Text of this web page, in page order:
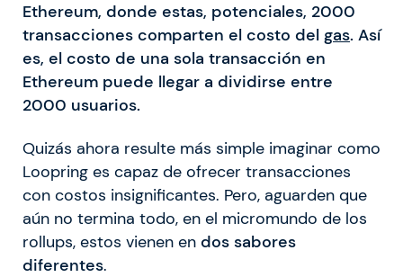
Ethereum, donde estas, potenciales, 2000
transacciones comparten el costo del gas. Así
es, el costo de una sola transacción en
Ethereum puede llegar a dividirse entre
2000 usuarios.
Quizás ahora resulte más simple imaginar como
Loopring es capaz de ofrecer transacciones
con costos insignificantes. Pero, aguarden que
aún no termina todo, en el micromundo de los
rollups, estos vienen en dos sabores
diferentes.